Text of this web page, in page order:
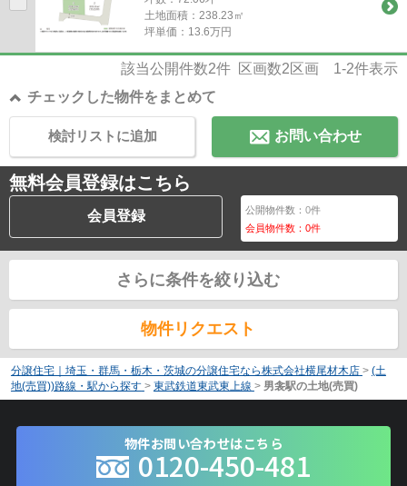
土地面積：238.23㎡
坪単価：13.6万円
該当公開件数2件 区画数2区画 1-2件表示
チェックした物件をまとめて
お問い合わせ
検討リストに追加
無料会員登録はこちら
会員登録 公開物件数：0件
会員物件数：0件
さらに条件を絞り込む
物件リクエスト
分譲住宅｜埼玉・群馬・栃木・茨城の分譲住宅なら株式会社横尾材木店 > (土
地(売買))路線・駅から探す > 東武鉄道東武東上線 > 男衾駅の土地(売買)
物件お問い合わせはこちら
0120-450-481